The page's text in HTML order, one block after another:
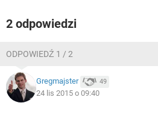
2 odpowiedzi
ODPOWIEDŹ 1 / 2
Gregmajster 49
24 lis 2015 o 09:40